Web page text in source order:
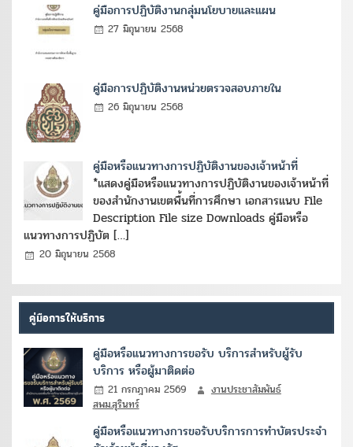
คู่มือการปฏิบัติงานกลุ่มนโยบายและแผน
27 มิถุนายน 2568
คู่มือการปฏิบัติงานหน่วยตรวจสอบภายใน
26 มิถุนายน 2568
คู่มือหรือแนวทางการปฏิบัติงานของเจ้าหน้าที่
*แสดงคู่มือหรือแนวทางการปฏิบัติงานของเจ้าหน้าที่
ของสำนักงานเขตพื้นที่การศึกษา เอกสารแนบ File
Description File size Downloads คู่มือหรือ
แนวทางการปฏิบัต […]
20 มิถุนายน 2568
คู่มือการให้บริการ
คู่มือหรือแนวทางการขอรับ บริการสำหรับผู้รับ
บริการ หรือผู้มาติดต่อ
21 กรกฎาคม 2569
งานประชาสัมพันธ์
สพม.สุรินทร์
คู่มือหรือแนวทางการขอรับบริการการทำบัตรประจำ